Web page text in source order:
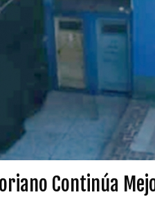
Continúa